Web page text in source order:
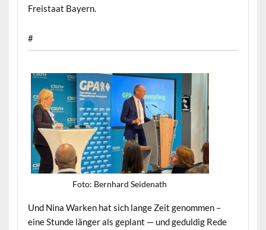
Freis­taat Bayern.
#
Foto: Bern­hard Seidenath
Und Nina Warken hat sich lange Zeit genom­men –
eine Stunde länger als geplant — und geduldig Rede